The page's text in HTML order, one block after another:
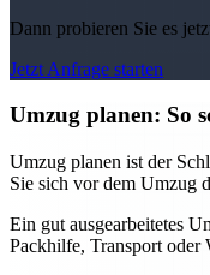
Dann probieren Sie es
Jetzt Anfrage starten
Umzug planen: So
Umzug planen ist der
Sie sich vor dem Umzug
Ein gut ausgearbeitetes
Packhilfe, Transport oder